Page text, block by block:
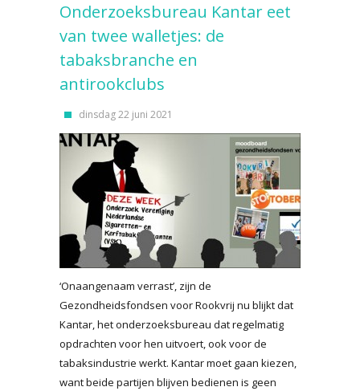
Onderzoeksbureau Kantar eet
van twee walletjes: de
tabaksbranche en
antirookclubs
dinsdag 22 juni 2021
‘Onaangenaam verrast’, zijn de
Gezondheidsfondsen voor Rookvrij nu blijkt dat
Kantar, het onderzoeksbureau dat regelmatig
opdrachten voor hen uitvoert, ook voor de
tabaksindustrie werkt. Kantar moet gaan kiezen,
want beide partijen blijven bedienen is geen